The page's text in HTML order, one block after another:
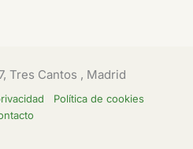
Tres Cantos , Madrid
Política de cookies